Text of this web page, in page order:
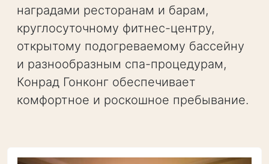
наградами ресторанам и барам,
круглосуточному фитнес-центру,
открытому подогреваемому бассейну
и разнообразным спа-процедурам,
Конрад Гонконг обеспечивает
комфортное и роскошное пребывание.